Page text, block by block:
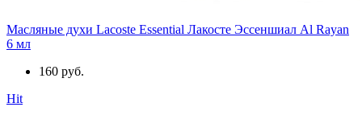
Масляные духи Lacoste Essential Лакосте Эссеншиал Al Rayan
6 мл
160 руб.
Hit